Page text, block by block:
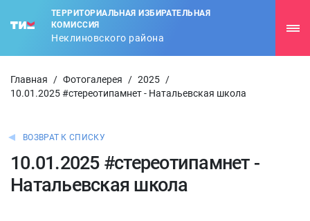
ТЕРРИТОРИАЛЬНАЯ ИЗБИРАТЕЛЬНАЯ
КОМИССИЯ
Неклиновского района
Главная / Фотогалерея / 2025 /
10.01.2025 #стереотипамнет - Натальевская школа
ВОЗВРАТ К СПИСКУ
10.01.2025 #стереотипамнет -
Натальевская школа